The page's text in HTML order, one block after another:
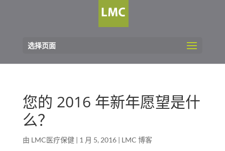
选择页面
您的 2016 年新年愿望是什
么？
由 LMC医疗保健| 1 月 5, 2016| LMC 博客